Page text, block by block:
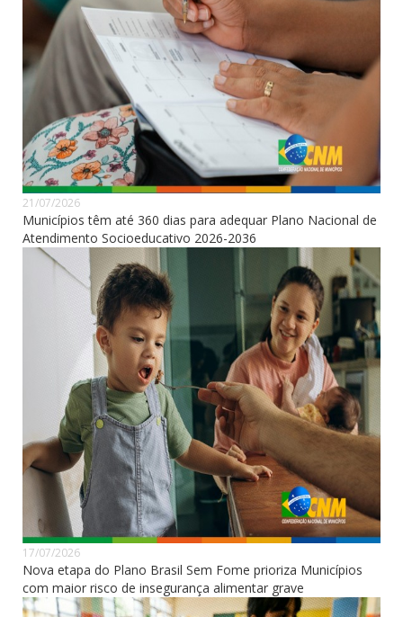
21/07/2026
Municípios têm até 360 dias para adequar Plano Nacional de
Atendimento Socioeducativo 2026-2036
17/07/2026
Nova etapa do Plano Brasil Sem Fome prioriza Municípios
com maior risco de insegurança alimentar grave